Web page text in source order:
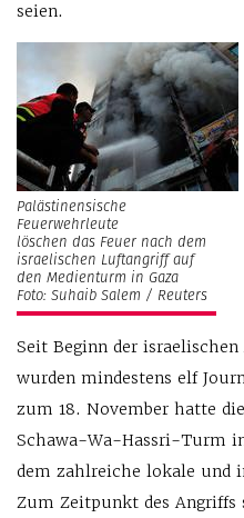
seien.
Palästinensische
Feuerwehrleute
löschen das Feuer nach dem
israelischen Luftangriff auf
den Medienturm in Gaza
Foto: Suhaib Salem / Reuters
Seit Beginn der
wurden mindestens elf
zum 18. November hatte
Schawa-Wa-Hassri-Turm
dem zahlreiche lokale und
Zum Zeitpunkt des Angriffs